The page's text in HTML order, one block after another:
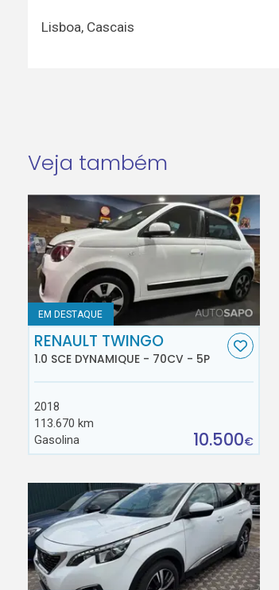
Lisboa, Cascais
Veja também
EM DESTAQUE
RENAULT TWINGO
1.0 SCE DYNAMIQUE - 70CV - 5P
2018
113.670 km
Gasolina
10.500€